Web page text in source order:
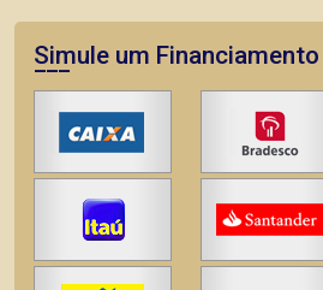
Simule um Financiamento